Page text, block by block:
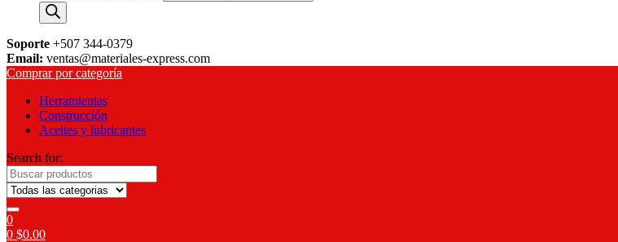
Soporte +507 344-0379
Email: ventas@materiales-express.com
Comprar por categoría
Herramientas
Construcción
Aceites y lubricantes
Search for:
0
0 $0.00